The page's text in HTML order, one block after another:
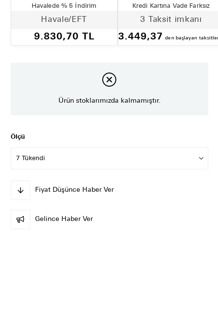
Havalede % 5 İndirim
Havale/EFT
9.830,70 TL
Kredi Kartına Vade Farksız
3 Taksit imkanı
3.449,37 den başlayan
Ürün stoklarımızda kalmamıştır.
Ölçü
Fiyat Düşünce Haber Ver
Gelince Haber Ver